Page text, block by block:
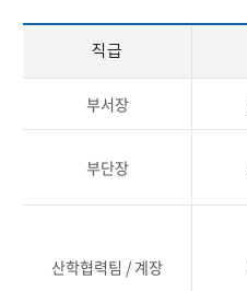
직급
부서장
부단장
산학협력팀 / 계장